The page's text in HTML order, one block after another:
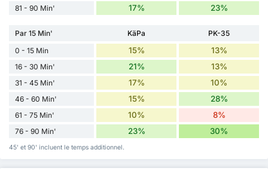
81 - 90 Min' 17% 23%
Par 15 Min' KäPa
PK-35
0 - 15 Min
15% 13%
16 - 30 Min' 21% 13%
31 - 45 Min' 17% 10%
46 - 60 Min' 15% 28%
61 - 75 Min' 10% 8%
76 - 90 Min' 23% 30%
45' et 90' incluent le temps additionnel.